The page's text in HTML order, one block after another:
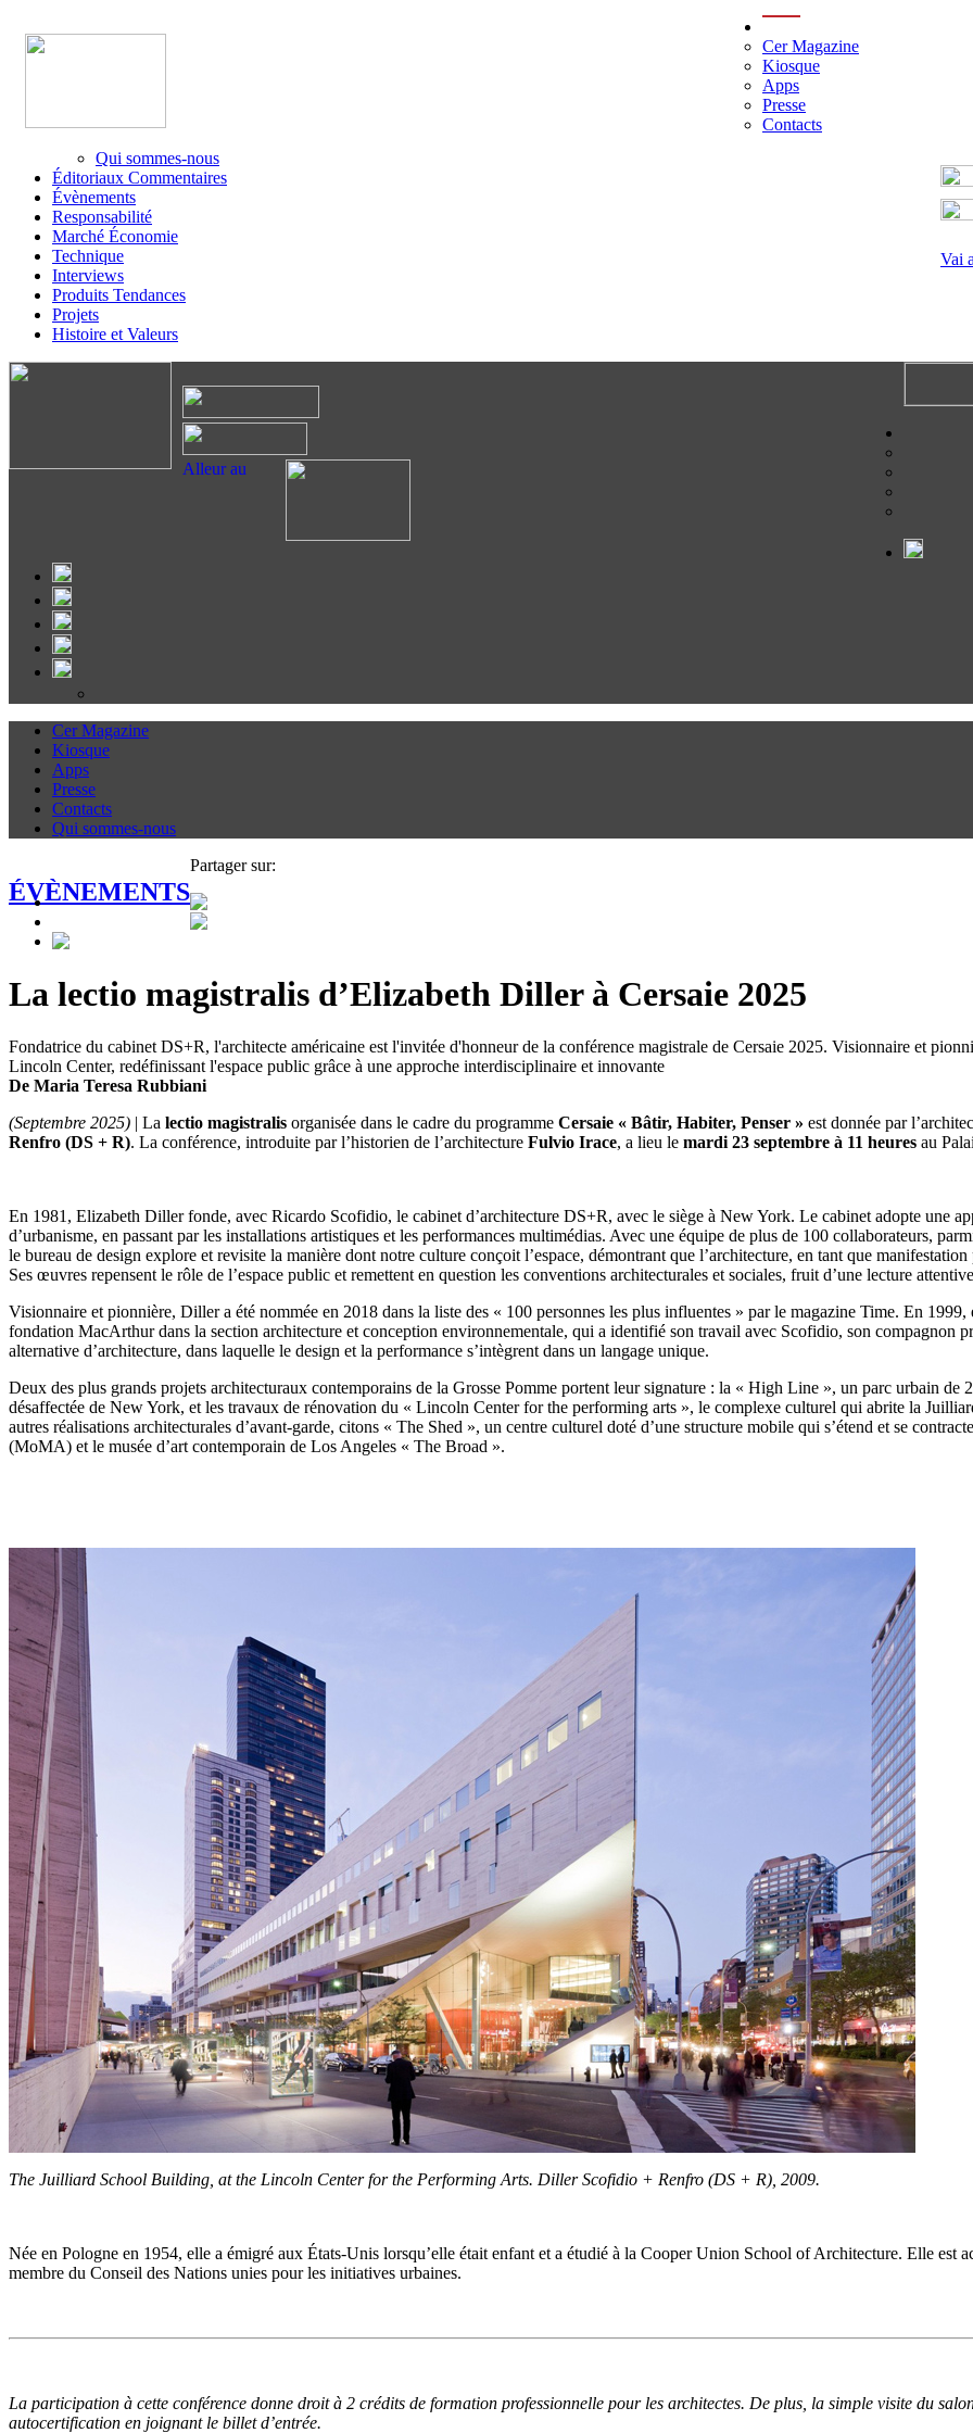
Vai a
Cer Magazine
Kiosque
Apps
Presse
Contacts
Qui sommes-nous
Éditoriaux Commentaires
Évènements
Responsabilité
Marché Économie
Technique
Interviews
Produits Tendances
Projets
Histoire et Valeurs
Alleur au
Cer Magazine
Kiosque
Apps
Presse
Contacts
Qui sommes-nous
ÉVÈNEMENTS
Partager sur:
La lectio magistralis d’Elizabeth Diller à Cersaie 2025
Fondatrice du cabinet DS+R, l'architecte américaine est l'invitée d'honneur de la conférence magistrale de Cersaie 2025. Visionnaire et
Lincoln Center, redéfinissant l'espace public grâce à une approche interdisciplinaire et innovante
De Maria Teresa Rubbiani
(Septembre 2025)
| La lectio magistralis organisée dans le cadre du programme Cersaie « Bâtir, Habiter, Penser » est donnée par
Renfro (DS + R). La conférence, introduite par l’historien de l’architecture Fulvio Irace, a lieu le mardi 23 septembre à 11 heures au
En 1981, Elizabeth Diller fonde, avec Ricardo Scofidio, le cabinet d’architecture DS+R, avec le siège à New York. Le cabinet adopte une
d’urbanisme, en passant par les installations artistiques et les performances multimédias. Avec une équipe de plus de 100 collaborateurs,
le bureau de design explore et revisite la manière dont notre culture conçoit l’espace, démontrant que l’architecture, en tant que
Ses œuvres repensent le rôle de l’espace public et remettent en question les conventions architecturales et sociales, fruit d’une lecture
Visionnaire et pionnière, Diller a été nommée en 2018 dans la liste des « 100 personnes les plus influentes » par le magazine Time. En
fondation MacArthur dans la section architecture et conception environnementale, qui a identifié son travail avec Scofidio, son compagnon
alternative d’architecture, dans laquelle le design et la performance s’intègrent dans un langage unique.
Deux des plus grands projets architecturaux contemporains de la Grosse Pomme portent leur signature : la « High Line », un parc urbain de
désaffectée de New York, et les travaux de rénovation du « Lincoln Center for the performing arts », le complexe culturel qui abrite la
autres réalisations architecturales d’avant-garde, citons « The Shed », un centre culturel doté d’une structure mobile qui s’étend et se
(MoMA) et le musée d’art contemporain de Los Angeles « The Broad ».
The Juilliard School Building, at the Lincoln Center for the Performing Arts. Diller Scofidio + Renfro (DS + R), 2009.
Née en Pologne en 1954, elle a émigré aux États-Unis lorsqu’elle était enfant et a étudié à la Cooper Union School of Architecture. Elle est
membre du Conseil des Nations unies pour les initiatives urbaines.
La participation à cette conférence donne droit à 2 crédits de formation professionnelle pour les architectes. De plus, la simple visite du
autocertification en joignant le billet d’entrée.